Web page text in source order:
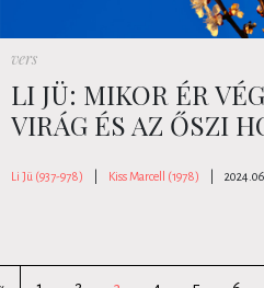
vers
LI JÜ: MIKOR ÉR
VIRÁG ÉS AZ ŐSZI
Li Jü (937-978) Kiss Marcell (1978)